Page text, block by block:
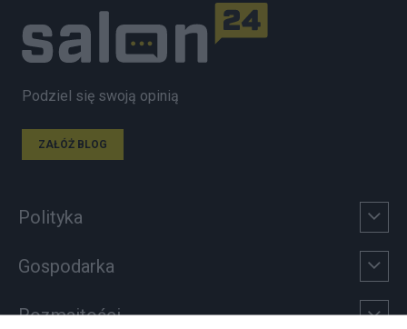
Podziel się swoją opinią
ZAŁÓŻ BLOG
Polityka
Gospodarka
Rozmaitości